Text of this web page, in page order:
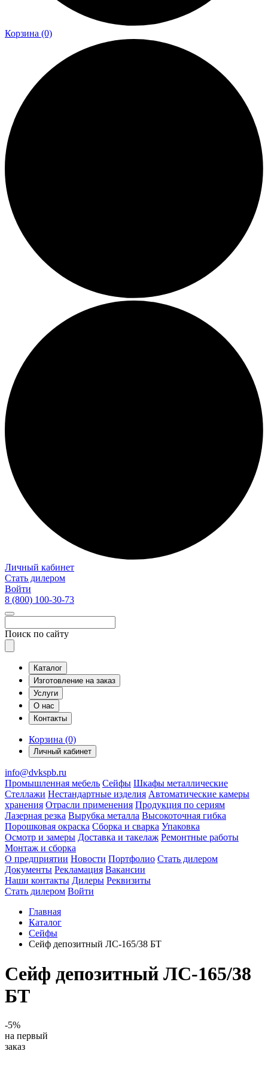
Корзина (0)
Личный кабинет
Стать дилером
Войти
8 (800) 100-30-73
Поиск по сайту
Каталог
Изготовление на заказ
Услуги
О нас
Контакты
Корзина (0)
Личный кабинет
info@dvkspb.ru
Промышленная мебель Сейфы Шкафы металлические
Стеллажи Нестандартные изделия Автоматические камеры
хранения Отрасли применения Продукция по сериям
Лазерная резка Вырубка металла Высокоточная гибка
Порошковая окраска Сборка и сварка Упаковка
Осмотр и замеры Доставка и такелаж Ремонтные работы
Монтаж и сборка
О предприятии Новости Портфолио Стать дилером
Документы Рекламация Вакансии
Наши контакты Дилеры Реквизиты
Стать дилером Войти
Главная
Каталог
Сейфы
Сейф депозитный ЛС-165/38 БТ
Сейф депозитный ЛС-165/38
БТ
-5%
на первый
заказ